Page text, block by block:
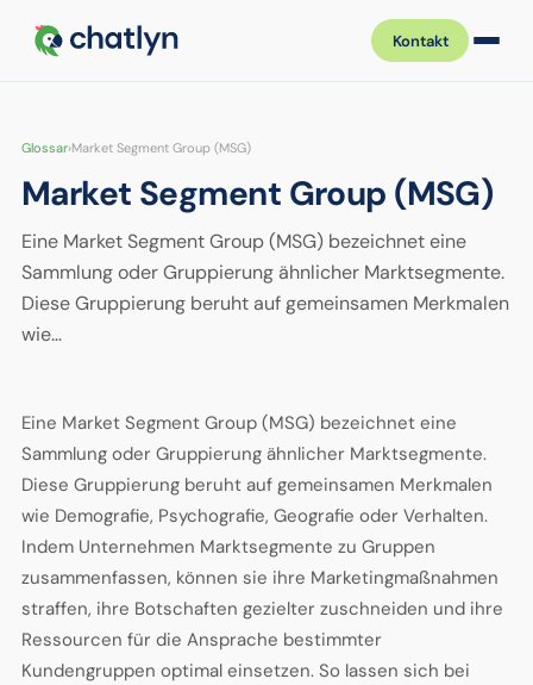
Kontakt
Glossar›Market Segment Group (MSG)
Market Segment Group (MSG)
Eine Market Segment Group (MSG) bezeichnet eine
Sammlung oder Gruppierung ähnlicher Marktsegmente.
Diese Gruppierung beruht auf gemeinsamen Merkmalen
wie…
Eine Market Segment Group (MSG) bezeichnet eine
Sammlung oder Gruppierung ähnlicher Marktsegmente.
Diese Gruppierung beruht auf gemeinsamen Merkmalen
wie Demografie, Psychografie, Geografie oder Verhalten.
Indem Unternehmen Marktsegmente zu Gruppen
zusammenfassen, können sie ihre Marketingmaßnahmen
straffen, ihre Botschaften gezielter zuschneiden und ihre
Ressourcen für die Ansprache bestimmter
Kundengruppen optimal einsetzen. So lassen sich bei